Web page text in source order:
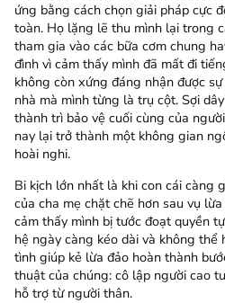
ứng bằng cách chọn giải pháp cực
toàn. Họ lặng lẽ thu mình lại trong
tham gia vào các bữa cơm chung
đình vì cảm thấy mình đã mất đi
không còn xứng đáng nhận được
nhà mà mình từng là trụ cột. Sợi
thành trì bảo vệ cuối cùng của
nay lại trở thành một không gian
hoài nghi.
Bi kịch lớn nhất là khi con cái càng
của cha mẹ chặt chẽ hơn sau vụ
cảm thấy mình bị tước đoạt quyền
hệ ngày càng kéo dài và không thể
tình giúp kẻ lừa đảo hoàn thành
thuật của chúng: cô lập người cao
hỗ trợ từ người thân.